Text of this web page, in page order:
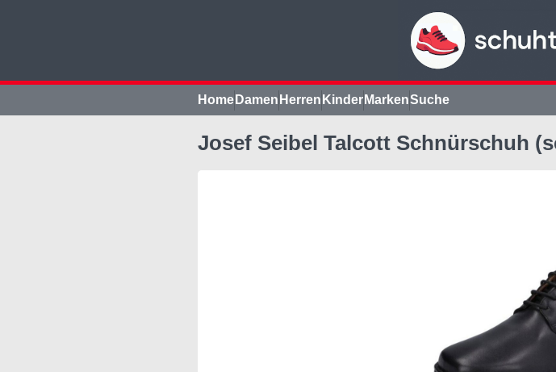
Home Damen Herren Kinder MarkenSuche
Josef Seibel Talcott Schnürschuh